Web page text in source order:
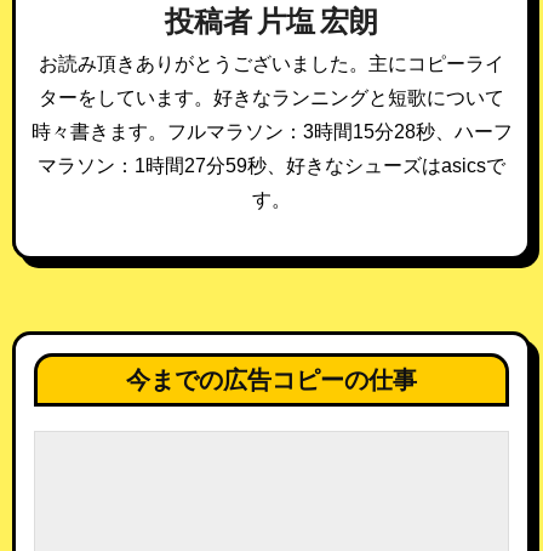
投稿者 片塩 宏朗
お読み頂きありがとうございました。主にコピーライ
ターをしています。好きなランニングと短歌について
時々書きます。フルマラソン：3時間15分28秒、ハーフ
マラソン：1時間27分59秒、好きなシューズはasicsで
す。
今までの広告コピーの仕事